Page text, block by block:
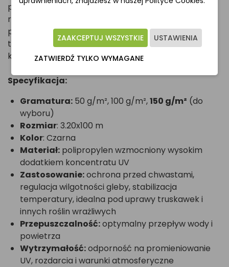
przystępną ceną. Inwestując w tę agrowłókninę,
redukujesz straty plonów, oszczędzasz czas na
pielęgnację i dbasz o ekologię. To rozwiązanie dla
tych, którzy stawiają na jakość i długoterminowe
korzyści!
Specyfikacja:
Gramatura: 50 g/m², 100 g/m²,150 g/m² (do
wyboru)
Rozmiar: 3.20x100 m
Kolor: Czarna
Materiał: polipropylen wzmocniony wysokim
dodatkiem koncentratu UV
Zastosowanie:ochrona przed chwastami,
regulacja wilgotności gleby, stabilizacja
temperatury, idealna pod uprawy truskawek i
innych roślin wrażliwych
Przepuszczalność:optymalny przepływ wody i
powietrza
Wytrzymałość:odporność na promieniowanie
UV, rozdarcia i warunki atmosferyczne
USTAWIENIA
ZAAKCEPTUJ WSZYSTKIE
ZATWIERDŹ TYLKO WYMAGANE